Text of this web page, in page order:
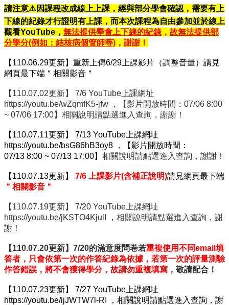
心
簡
介
國
臺
灣
大
學
傳
染
病
學
學
學
程
相
關
連
請注意⚠️因課程改成線上上課，經與部分學會確認，需要有上
下線的紀錄才行證明有上課，而本次課程為自由參加並於線上
觀看YouTube， 無法提供學會上下線的紀錄， 故無法提供部
分學分(例如：結核病個管師等) ，謝謝！
【110.06.29更新】重新上傳6/29上課影片（調整音量）請見
網頁最下端＂相關影音＂
【110.07.02更新】 7/6 YouTube上課網址
https://youtu.be/wZqmfK5-jfw ，【影片開放時間：07/06 8:00
~ 07/06 17:00】相關說明請點選進入查詢，謝謝！
【110.07.11更新】 7/13 YouTube上課網址
https://youtu.be/bsG86hB3oy8 ，【影片開放時間：
07/13 8:00 ~ 07/13 17:00】 相關說明請點選進入查詢，謝謝！
【110.07.13更新】 7/6 上課影片(含補正說明)請見網頁最下端
＂相關影音＂
【110.07.19更新】 7/20 YouTube上課網址
https://youtu.be/jKSTO4KjulI
， 相關說明請點選進入查詢，謝
謝！
【110.07.20更新】7/20的滿意度問卷若重複使用不同email填
答者，只會依第一次的作答紀錄為依據， 若第一次的評量測驗
作答錯誤，將不會獲得學分，故請勿重複填寫 ，敬請配合！
【110.07.23更新】 7/27 YouTube上課網址
https://youtu.be/ijJWTW7l-RI
，相關說明請點選進入查詢，謝